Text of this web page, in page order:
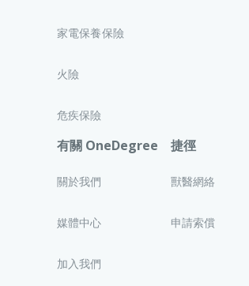
家電保養保險
火險
危疾保險
有關 OneDegree
關於我們
媒體中心
加入我們
捷徑
獸醫網絡
申請索償